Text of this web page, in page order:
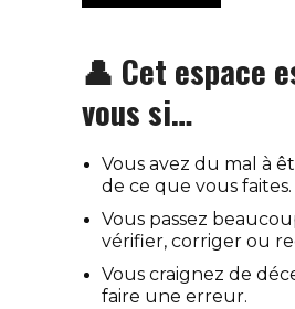
👤 Cet espace
vous si…
Vous avez du mal à
de ce que vous faites.
Vous passez
vérifier, corriger ou
Vous craignez de
faire une erreur.